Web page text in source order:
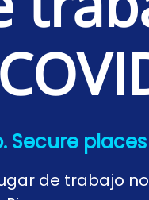
Secure
de trabajo